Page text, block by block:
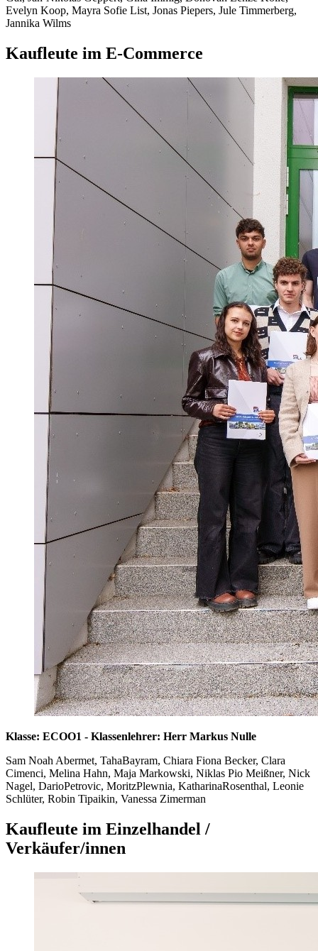
Evelyn Koop, Mayra Sofie List, Jonas Piepers, Jule Timmerberg,
Jannika Wilms
Kaufleute im E-Commerce
Klasse: ECOO1 - Klassenlehrer: Herr Markus Nulle
Sam Noah Abermet, TahaBayram, Chiara Fiona Becker, Clara
Cimenci, Melina Hahn, Maja Markowski, Niklas Pio Meißner, Nick
Nagel, DarioPetrovic, MoritzPlewnia, KatharinaRosenthal, Leonie
Schlüter, Robin Tipaikin, Vanessa Zimerman
Kaufleute im Einzelhandel /
Verkäufer/innen